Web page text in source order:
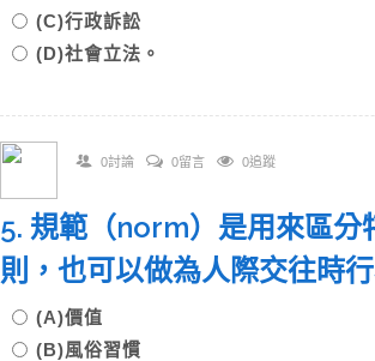
(C)行政訴訟
(D)社會立法。
0討論 0留言 0追蹤
5. 規範（norm）是用來區分
則，也可以做為人際交往時
(A)價值
(B)風俗習慣